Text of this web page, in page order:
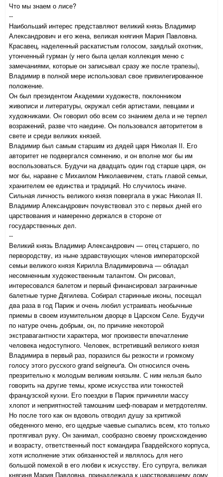
Что мы знаем о лисе?
--
Наибольший интерес представляют великий князь Владимир
Александрович и его жена, великая княгиня Мария Павловна.
Красавец, наделенный раскатистым голосом, заядлый охотник,
утонченный гурман (у него была целая коллекция меню с
замечаниями, которые он записывал сразу же после трапезы),
Владимир в полной мере использовал свое привилегированное
положение.
Он был президентом Академии художеств, поклонником
живописи и литературы, окружал себя артистами, певцами и
художниками. Он говорил обо всем со знанием дела и не терпел
возражений, разве что наедине. Он пользовался авторитетом в
свете и среди великих князей.
Владимир был самым старшим из дядей царя Николая II. Его
авторитет не подвергался сомнению, и он вполне мог бы им
воспользоваться. Будучи на двадцать один год старше царя, он
мог бы, наравне с Михаилом Николаевичем, стать главой семьи,
хранителем ее единства и традиций. Но случилось иначе.
Сильная личность великого князя повергала в ужас Николая II.
Владимир Александрович почувствовал это с первых дней его
царствования и намеренно держался в стороне от
государственных дел.
--
Великий князь Владимир Александрович — отец старшего, по
первородству, из ныне здравствующих членов императорской
семьи великого князя Кирилла Владимировича — обладал
несомненным художественным талантом. Он рисовал,
интересовался балетом и первый финансировал заграничные
балетные турне Дягилева. Собирал старинные иконы, посещал
два раза в год Париж и очень любил устраивать необычные
приемы в своем изумительном дворце в Царском Селе. Будучи
по натуре очень добрым, он, по причине некоторой
экстравагантности характера, мог произвести впечатление
человека недоступного. Человек, встретивший великого князя
Владимира в первый раз, поразился бы резкости и громкому
голосу этого русского grand seigneur'a. Он относился очень
презрительно к молодым великим князьям. С ним нельзя было
говорить на другие темы, кроме искусства или тонкостей
французской кухни. Его поездки в Париж причиняли массу
хлопот и неприятностей тамошним шеф-поварам и метрдотелям.
Но после того как он вдоволь отводил душу за критикой
обеденного меню, его щедрые чаевые сыпались всем, кто только
протягивал руку. Он занимал, сообразно своему происхождению
и возрасту, ответственный пост командира Гвардейского корпуса,
хотя исполнение этих обязанностей и являлось для него
большой помехой в его любви к искусству. Его супруга, великая
княгиня Мария Павловна, принадлежала к царствовавшему дому